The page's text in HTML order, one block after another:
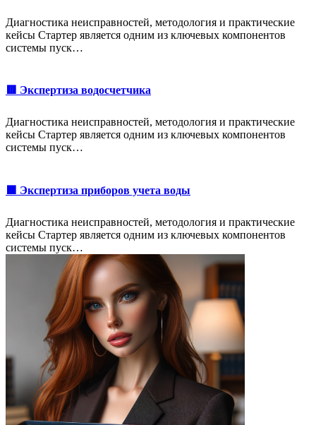
Диагностика неисправностей, методология и практические
кейсы Стартер является одним из ключевых компонентов
системы пуск…
🟥 Экспертиза водосчетчика
Диагностика неисправностей, методология и практические
кейсы Стартер является одним из ключевых компонентов
системы пуск…
🟩 Экспертиза приборов учета воды
Диагностика неисправностей, методология и практические
кейсы Стартер является одним из ключевых компонентов
системы пуск…